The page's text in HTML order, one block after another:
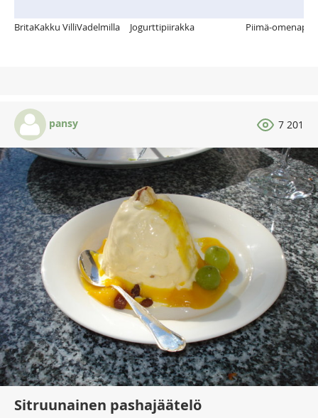
BritaKakku VilliVadelmilla Jogurttipiirakka Piimä-
pansy 7 201
Sitruunainen pashajäätelö